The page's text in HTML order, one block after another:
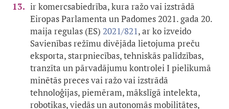
ir komercsabiedrība, kura ražo vai izstrādā
Eiropas Parlamenta un Padomes 2021. gada 20.
maija regulas (ES) 2021/821, ar ko izveido
Savienības režīmu divējāda lietojuma preču
eksporta, starpniecības, tehniskās palīdzības,
tranzīta un pārvadājumu kontrolei I pielikumā
minētās preces vai ražo vai izstrādā
tehnoloģijas, piemēram, mākslīgā intelekta,
robotikas, viedās un autonomās mobilitātes,